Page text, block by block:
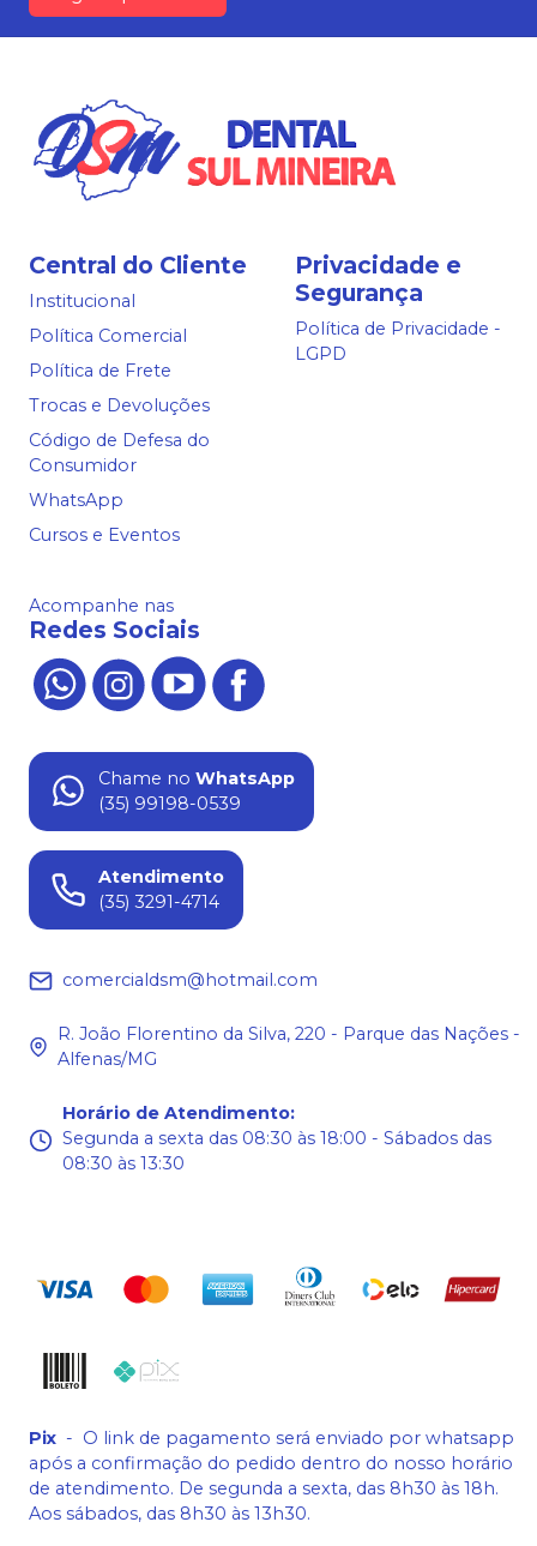
Central do Cliente
Institucional
Política Comercial
Política de Frete
Trocas e Devoluções
Código de Defesa do
Consumidor
WhatsApp
Cursos e Eventos
Privacidade e
Segurança
Política de Privacidade -
LGPD
Acompanhe nas
Redes Sociais
Chame no WhatsApp
(35) 99198-0539
Atendimento
(35) 3291-4714
comercialdsm@hotmail.com
R. João Florentino da Silva, 220 - Parque das Nações -
Alfenas/MG
Horário de Atendimento:
Segunda a sexta das 08:30 às 18:00 - Sábados das
08:30 às 13:30
Pix - O link de pagamento será enviado por whatsapp
após a confirmação do pedido dentro do nosso horário
de atendimento. De segunda a sexta, das 8h30 às 18h.
Aos sábados, das 8h30 às 13h30.